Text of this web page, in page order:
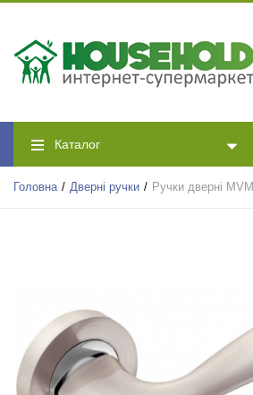
Каталог
Головна Дверні ручки Ручки дверні